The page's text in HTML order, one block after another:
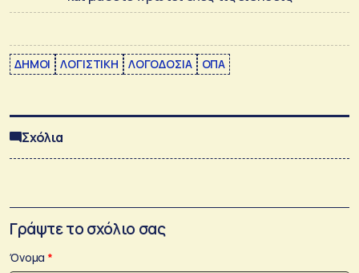
ΔΗΜΟΙ ΛΟΓΙΣΤΙΚΗ ΛΟΓΟΔΟΣΙΑ ΟΠΑ
Σχόλια
Γράψτε το σχόλιο σας
Όνομα